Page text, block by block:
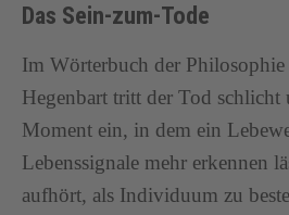
Das Sein-zum-Tode
Im Wörterbuch der
Hegenbart tritt der Tod schlicht
Moment ein, in dem ein
Lebenssignale mehr erkennen
aufhört, als Individuum zu